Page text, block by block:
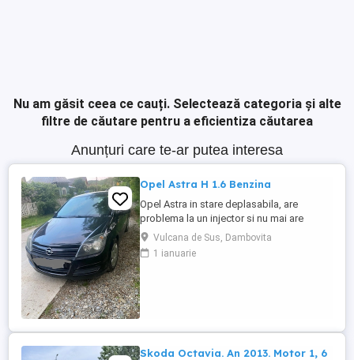
Nu am găsit ceea ce cauți. Selectează categoria și alte
filtre de căutare pentru a eficientiza căutarea
Anunțuri care te-ar putea interesa
Opel Astra H 1.6 Benzina
Opel Astra in stare deplasabila, are
problema la un injector si nu mai are
putere dar se poate deplasa, pretul este
negociabil la fata locului, masina are si
instalație Gpl omologată.
Vulcana de Sus, Dambovita
1 ianuarie
Skoda Octavia. An 2013. Motor 1, 6